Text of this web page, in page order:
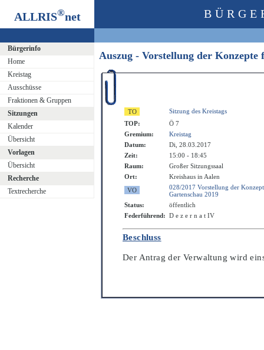
ALLRIS®net
Bürgerinfo
Home
Kreistag
Ausschüsse
Fraktionen & Gruppen
Sitzungen
Kalender
Übersicht
Vorlagen
Übersicht
Recherche
Textrecherche
Auszug - Vorstellung der
Sitzung des Kreistags
TOP:
Ö 7
Gremium:
Kreistag
Datum:
Di, 28.03.2017
Zeit:
15:00 - 18:45
Raum:
Großer Sitzungssaal
Ort:
Kreishaus in Aalen
028/2017 Vorstellung der
Gartenschau 2019
Status:
öffentlich
Federführend: D e z e r n a t IV
Beschluss
Der Antrag der Verwaltung wird